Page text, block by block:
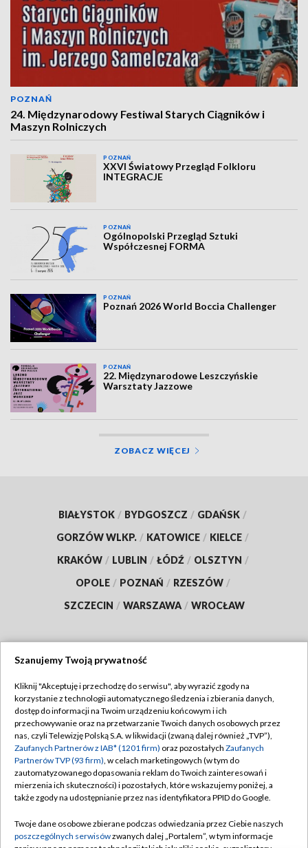
POZNAŃ
24. Międzynarodowy Festiwal Starych Ciągników i
Maszyn Rolniczych
POZNAŃ
XXVI Światowy Przegląd Folkloru
INTEGRACJE
POZNAŃ
Ogólnopolski Przegląd Sztuki
Współczesnej FORMA
POZNAŃ
Poznań 2026 World Boccia Challenger
POZNAŃ
22. Międzynarodowe Leszczyńskie
Warsztaty Jazzowe
ZOBACZ WIĘCEJ
BIAŁYSTOK / BYDGOSZCZ / GDAŃSK /
GORZÓW WLKP. / KATOWICE / KIELCE /
KRAKÓW / LUBLIN / ŁÓDŹ / OLSZTYN /
OPOLE / POZNAŃ / RZESZÓW /
SZCZECIN / WARSZAWA / WROCŁAW
TVP
Abonament TVP
Emisja w TVP
Centrum informacji TVP
Naziemna Telewizja Cyfrowa
Rada Programowa
Regulamin TVP
Polityka prywatności
Moje zgody
Pomoc
Kontakt
Szanujemy Twoją prywatność
Kliknij "Akceptuję i przechodzę do serwisu", aby wyrazić zgody na
korzystanie z technologii automatycznego śledzenia i zbierania danych,
dostęp do informacji na Twoim urządzeniu końcowym i ich
przechowywanie oraz na przetwarzanie Twoich danych osobowych przez
nas, czyli Telewizję Polską S.A. w likwidacji (zwaną dalej również „TVP”),
Zaufanych Partnerów z IAB* (1201 firm) oraz pozostałych Zaufanych
Partnerów TVP (93 firm), w celach marketingowych (w tym do
zautomatyzowanego dopasowania reklam do Twoich zainteresowań i
mierzenia ich skuteczności) i pozostałych, które wskazujemy poniżej, a
także zgody na udostępnianie przez nas identyfikatora PPID do Google.
Twoje dane osobowe zbierane podczas odwiedzania przez Ciebie naszych
poszczególnych serwisówzwanych dalej „Portalem”, w tym informacje